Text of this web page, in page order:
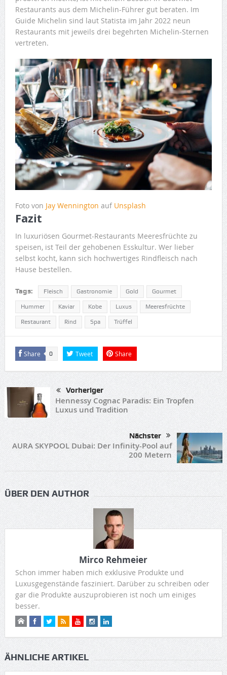
Restaurants aus dem Michelin-Führer gut beraten. Im
Guide Michelin sind laut Statista im Jahr 2022 neun
Restaurants mit jeweils drei begehrten Michelin-Sternen
vertreten.
Foto von Jay Wennington auf Unsplash
Fazit
In luxuriösen Gourmet-Restaurants Meeresfrüchte zu
speisen, ist Teil der gehobenen Esskultur. Wer lieber
selbst kocht, kann sich hochwertiges Rindfleisch nach
Hause bestellen.
Tags: Fleisch Gastronomie Gold Gourmet
Hummer Kaviar Kobe Luxus Meeresfrüchte
Restaurant Rind Spa Trüffel
Share 0 Tweet Share
Vorheriger
Hennessy Cognac Paradis: Ein Tropfen
Luxus und Tradition
Nächster
AURA SKYPOOL Dubai: Der Infinity-Pool auf
200 Metern
ÜBER DEN AUTHOR
Mirco Rehmeier
Schon immer haben mich exklusive Produkte und
Luxusgegenstände fasziniert. Darüber zu schreiben oder
gar die Produkte auszuprobieren ist noch um einiges
besser.
ÄHNLICHE ARTIKEL